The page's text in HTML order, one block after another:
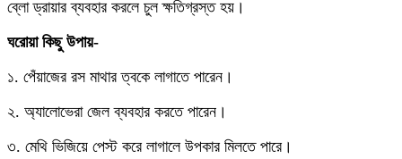
ব্লো ড্রায়ার ব্যবহার করলে চুল ক্ষতিগ্রস্ত হয়।
ঘরোয়া কিছু উপায়-
১. পেঁয়াজের রস মাথার ত্বকে লাগাতে পারেন।
২. অ্যালোভেরা জেল ব্যবহার করতে পারেন।
৩. মেথি ভিজিয়ে পেস্ট করে লাগালে উপকার মিলতে পারে।